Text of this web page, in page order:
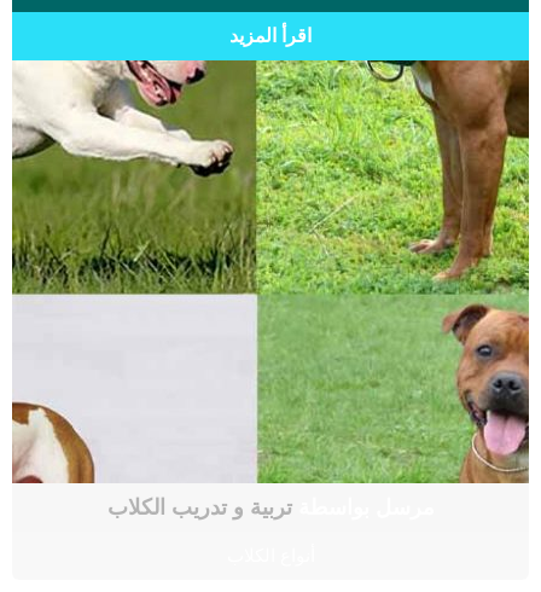
اقرأ المزيد
مرسل بواسطةتربية و تدريب الكلاب